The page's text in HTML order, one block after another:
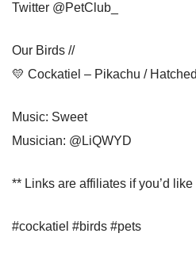
Twitter @PetClub_
Our Birds //
💛 Cockatiel – Pikachu /
Music: Sweet
Musician: @LiQWYD
** Links are affiliates if you’d
#cockatiel #birds #pets